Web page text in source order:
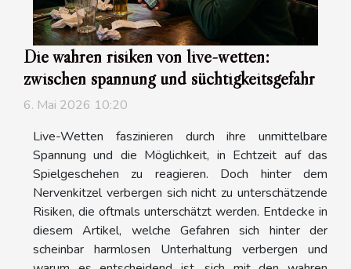
Die wahren risiken von live-wetten:
zwischen spannung und süchtigkeitsgefahr
6. Mai 2026 10:20
Live-Wetten faszinieren durch ihre unmittelbare
Spannung und die Möglichkeit, in Echtzeit auf das
Spielgeschehen zu reagieren. Doch hinter dem
Nervenkitzel verbergen sich nicht zu unterschätzende
Risiken, die oftmals unterschätzt werden. Entdecke in
diesem Artikel, welche Gefahren sich hinter der
scheinbar harmlosen Unterhaltung verbergen und